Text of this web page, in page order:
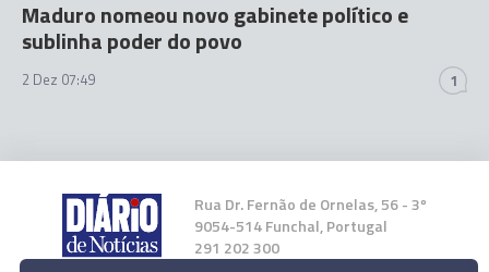
Maduro nomeou novo gabinete político e
sublinha poder do povo
2 Dez 07:49 1
Rua Dr. Fernão de Ornelas, 56 - 3º
9054-514 Funchal, Portugal
291 202 300